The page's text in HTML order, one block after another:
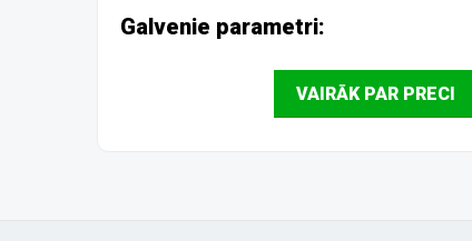
Galvenie parametri:
VAIRĀK PAR PRECI